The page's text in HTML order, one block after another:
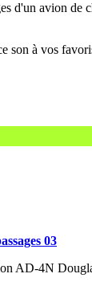
d'un avion
03
AD-4N